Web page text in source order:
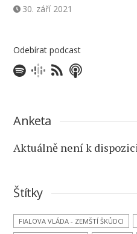
30. září 2021
Odebírat podcast
Anketa
Aktuálně není k
Štítky
FIALOVA VLÁDA - ZEMŠTÍ ŠKŮDCI